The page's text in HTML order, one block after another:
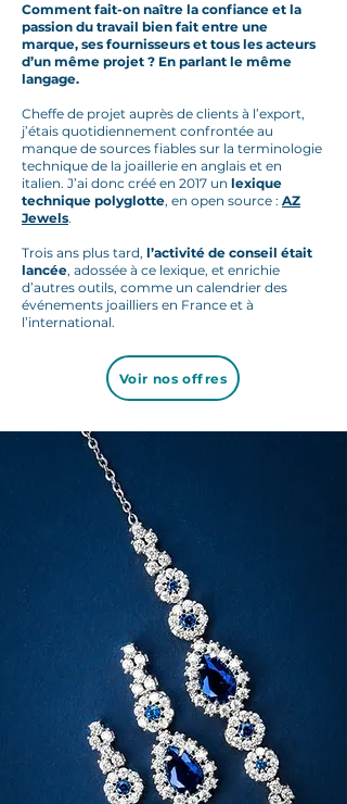
Comment fait-on naître la confiance et la
passion du travail bien fait entre une
marque, ses fournisseurs et tous les acteurs
d’un même projet ? En parlant le même
langage.
Cheffe de projet auprès de clients à l’export,
j’étais quotidiennement confrontée au
manque de sources fiables sur la terminologie
technique de la joaillerie en anglais et en
italien. J’ai donc créé en 2017 un lexique
technique polyglotte, en open source : AZ
Jewels.
Trois ans plus tard, l’activité de conseil était
lancée, adossée à ce lexique, et enrichie
d’autres outils, comme un calendrier des
événements joailliers en France et à
l’international.
Voir nos offres